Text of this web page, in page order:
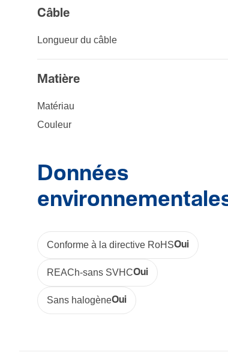
Câble
Longueur du câble
Matière
Maté­riau
Couleur
Données
Conforme à la directive RoHSOui
REACh-sans SVHCOui
Sans halogèneOui